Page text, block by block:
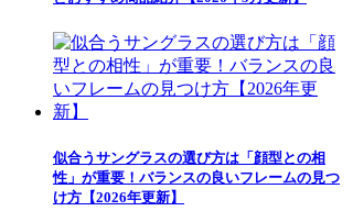
似合うサングラスの選び方は「顔型との相
性」が重要！バランスの良いフレームの見つ
け方【2026年更新】